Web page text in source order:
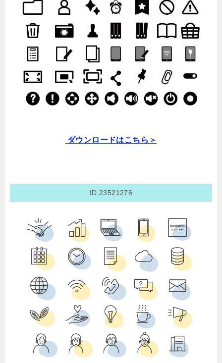
ダウンロードはこちら＞
ID:23521276